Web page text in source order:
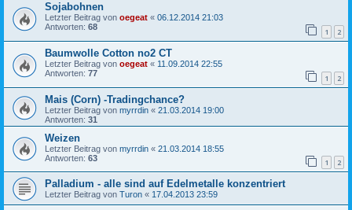
Sojabohnen
Letzter Beitrag von oegeat « 06.12.2014 21:03
Antworten: 68 1 2
Baumwolle Cotton no2 CT
Letzter Beitrag von oegeat « 11.09.2014 22:55
Antworten: 77 1 2
Mais (Corn) -Tradingchance?
Letzter Beitrag von myrrdin « 21.03.2014 19:00
Antworten: 31
Weizen
Letzter Beitrag von myrrdin « 21.03.2014 18:55
Antworten: 63 1 2
Palladium - alle sind auf Edelmetalle konzentriert
Letzter Beitrag von Turon « 17.04.2013 23:59